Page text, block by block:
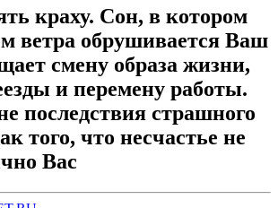
краху. Сон, в котором
ветра обрушивается Ваш
смену образа жизни,
и перемену работы.
последствия страшного
того, что несчастье не
Вас